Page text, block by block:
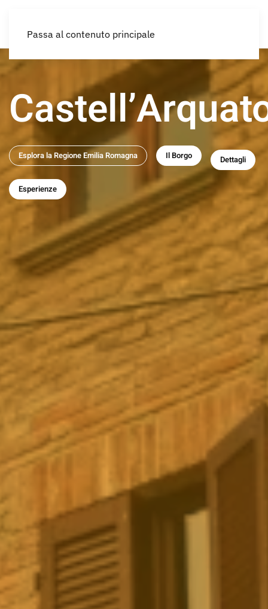
Passa al contenuto principale
Esplora la Regione Emilia Romagna Il Borgo Dettagli
Esperienze